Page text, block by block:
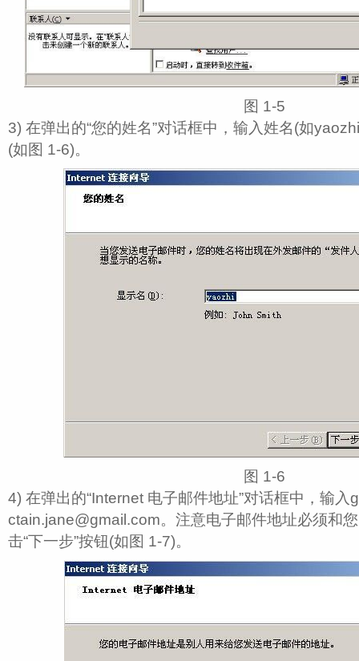
图 1‑5
3) 在弹出的“您的姓名”对话框中，输入姓名(如
(如图 1‑6)。
图 1‑6
4) 在弹出的“Internet 电子邮件地址”对话框中，输入
ctain.jane@gmail.com。注意电子邮件地址必须和
击“下一步”按钮(如图 1‑7)。